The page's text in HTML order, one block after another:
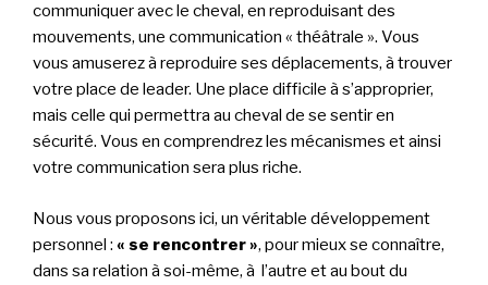
communiquer avec le cheval, en reproduisant des
mouvements, une communication « théâtrale ». Vous
vous amuserez à reproduire ses déplacements, à trouver
votre place de leader. Une place difficile à s’approprier,
mais celle qui permettra au cheval de se sentir en
sécurité. Vous en comprendrez les mécanismes et ainsi
votre communication sera plus riche.
Nous vous proposons ici, un véritable développement
personnel : « se rencontrer », pour mieux se connaître,
dans sa relation à soi-même, à l’autre et au bout du